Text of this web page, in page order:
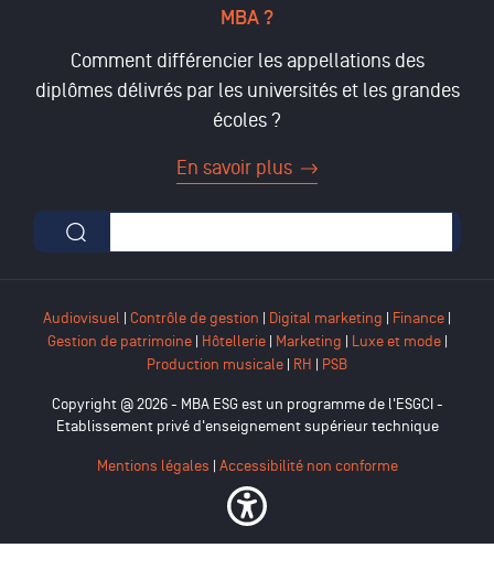
MBA ?
Comment différencier les appellations des
diplômes délivrés par les universités et les grandes
écoles ?
En savoir plus
Formulaire de recherche
Audiovisuel Contrôle de gestion Digital marketing Finance
Gestion de patrimoine| Hôtellerie| Marketing Luxe et mode|
Production musicale RH PSB
Copyright @ 2026 - MBA ESG est un programme de l'ESGCI -
Etablissement privé d'enseignement supérieur technique
Mentions légales Accessibilité non conforme